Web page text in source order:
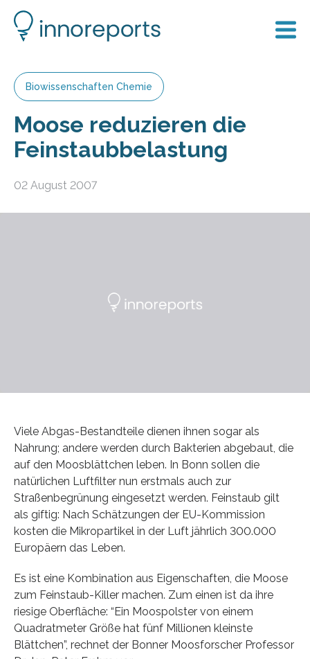
Biowissenschaften Chemie
Moose reduzieren die
Feinstaubbelastung
02 August 2007
Viele Abgas-Bestandteile dienen ihnen sogar als
Nahrung; andere werden durch Bakterien abgebaut, die
auf den Moosblättchen leben. In Bonn sollen die
natürlichen Luftfilter nun erstmals auch zur
Straßenbegrünung eingesetzt werden. Feinstaub gilt
als giftig: Nach Schätzungen der EU-Kommission
kosten die Mikropartikel in der Luft jährlich 300.000
Europäern das Leben.
Es ist eine Kombination aus Eigenschaften, die Moose
zum Feinstaub-Killer machen. Zum einen ist da ihre
riesige Oberfläche: “Ein Moospolster von einem
Quadratmeter Größe hat fünf Millionen kleinste
Blättchen”, rechnet der Bonner Moosforscher Professor